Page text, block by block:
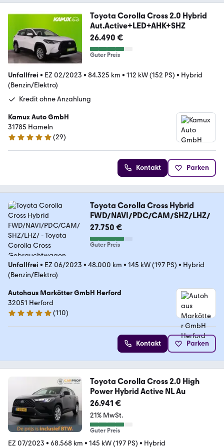
Toyota Corolla Cross 2.0 Hybrid
Aut.Active+LED+AHK+SHZ
26.490 €
Guter Preis
Unfallfrei • EZ 02/2023 • 84.325 km • 112 kW (152 PS) • Hybrid
(Benzin/Elektro)
Kredit ohne Anzahlung
Kamux Auto GmbH
31785 Hameln
4.9 Sterne
(29)
Kontakt Parken
Toyota Corolla Cross Hybrid
FWD/NAVI/PDC/CAM/SHZ/LHZ/
27.750 €
Guter Preis
Unfallfrei • EZ 06/2023 • 48.000 km • 145 kW (197 PS) • Hybrid
(Benzin/Elektro)
Autohaus Markötter GmbH Herford
32051 Herford
5 Sterne
(110)
Kontakt Parken
Toyota Corolla Cross 2.0 High
Power Hybrid Active NL Au
26.941 €
21% MwSt.
Guter Preis
EZ 07/2023 • 68.568 km • 145 kW (197 PS) • Hybrid